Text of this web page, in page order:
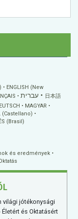
ENGLISH (New
עברית
日本語
MAGYAR
(Castellano)
(Brasil)
és eredmények
világi jótékonysági
és Oktatásért